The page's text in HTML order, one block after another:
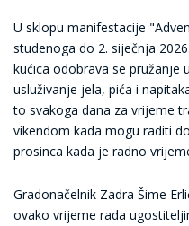
U sklopu manifestacije
studenoga do 2. siječnja
kućica odobrava se pružanje
usluživanje jela, pića i
to svakoga dana za vrijeme
vikendom kada mogu raditi
prosinca kada je radno
Gradonačelnik Zadra Šime
ovako vrijeme rada